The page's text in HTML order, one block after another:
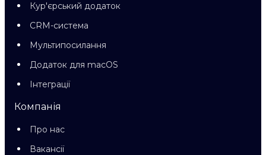
Кур'єрський додаток
CRM-система
Мультипосилання
Додаток для macOS
Інтеграції
Компанія
Про нас
Вакансії